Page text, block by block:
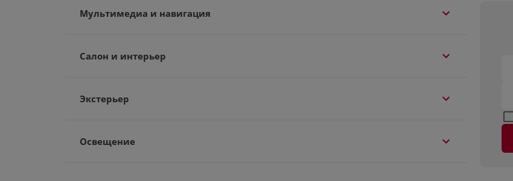
Мультимедиа и навигация
Салон и интерьер
Экстерьер
Освещение